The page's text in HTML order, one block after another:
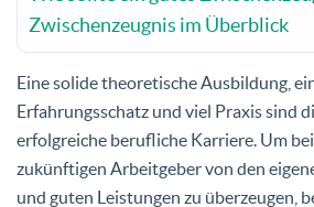
Zwischenzeugnis im Überblick
Eine solide theoretische Ausbildung,
Erfahrungsschatz und viel Praxis sind
erfolgreiche berufliche Karriere. Um
zukünftigen Arbeitgeber von den
und guten Leistungen zu überzeugen,